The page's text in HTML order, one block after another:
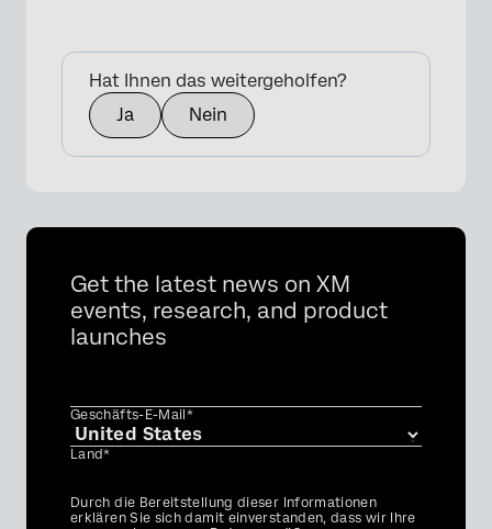
Hat Ihnen das weitergeholfen?
Ja
Nein
Get the latest news on XM
events, research, and product
launches
Geschäfts-E-Mail*
Land*
Privacy
Optin
Durch die Bereitstellung dieser Informationen
erklären Sie sich damit einverstanden, dass wir Ihre